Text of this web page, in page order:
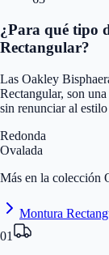
¿Para qué tipo
Rectangular?
Las Oakley
Rectangular, son
sin renunciar al
Redonda
Ovalada
Más en la colección
Montura
01